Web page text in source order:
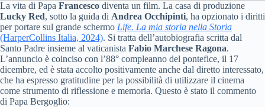
La vita di Papa Francesco diventa un film. La casa di produzione
Lucky Red, sotto la guida di Andrea Occhipinti, ha opzionato i diritti
per portare sul grande schermo Life. La mia storia nella Storia
(HarperCollins Italia, 2024). Si tratta dell’autobiografia scritta dal
Santo Padre insieme al vaticanista Fabio Marchese Ragona.
L’annuncio è coinciso con l’88° compleanno del pontefice, il 17
dicembre, ed è stata accolto positivamente anche dal diretto interessato,
che ha espresso gratitudine per la possibilità di utilizzare il cinema
come strumento di riflessione e memoria. Questo è stato il commento
di Papa Bergoglio: